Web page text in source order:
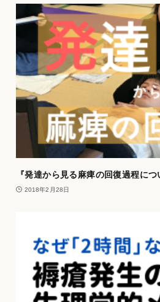
『発達から見る麻痺の回復過程につ
2018年2月28日